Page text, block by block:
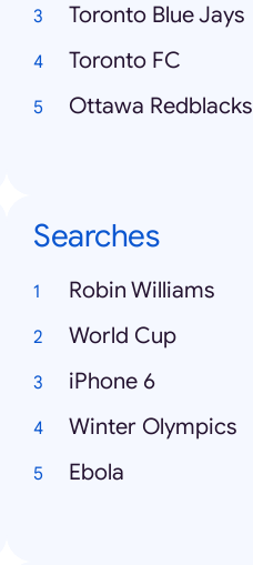
Toronto Blue Jays
Toronto FC
Ottawa Redblacks
Searches
Robin Williams
World Cup
iPhone 6
Winter Olympics
Ebola